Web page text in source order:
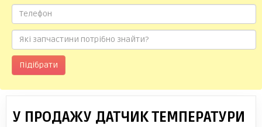
Підібрати
У ПРОДАЖУ ДАТЧИК ТЕМПЕРАТУРИ